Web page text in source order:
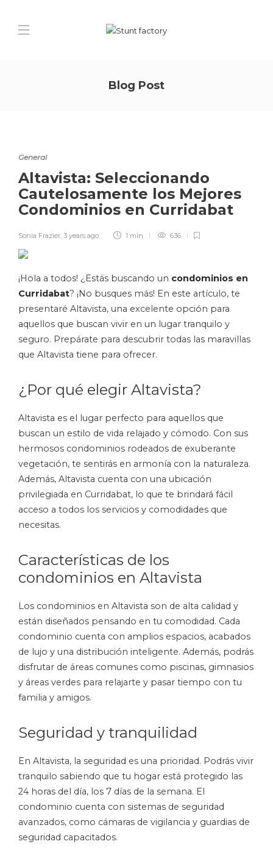
Blog Post
General
Altavista: Seleccionando
Cautelosamente los Mejores
Condominios en Curridabat
Sonia Frazier, 3 years ago 1 min 636
¡Hola a todos! ¿Estás buscando un condominios en
Curridabat? ¡No busques más! En este artículo, te
presentaré Altavista, una excelente opción para
aquellos que buscan vivir en un lugar tranquilo y
seguro. Prepárate para descubrir todas las maravillas
que Altavista tiene para ofrecer.
¿Por qué elegir Altavista?
Altavista es el lugar perfecto para aquellos que
buscan un estilo de vida relajado y cómodo. Con sus
hermosos condominios rodeados de exuberante
vegetación, te sentirás en armonía con la naturaleza.
Además, Altavista cuenta con una ubicación
privilegiada en Curridabat, lo que te brindará fácil
acceso a todos los servicios y comodidades que
necesitas.
Características de los
condominios en Altavista
Los condominios en Altavista son de alta calidad y
están diseñados pensando en tu comodidad. Cada
condominio cuenta con amplios espacios, acabados
de lujo y una distribución inteligente. Además, podrás
disfrutar de áreas comunes como piscinas, gimnasios
y áreas verdes para relajarte y pasar tiempo con tu
familia y amigos.
Seguridad y tranquilidad
En Altavista, la seguridad es una prioridad. Podrás vivir
tranquilo sabiendo que tu hogar está protegido las
24 horas del día, los 7 días de la semana. El
condominio cuenta con sistemas de seguridad
avanzados, como cámaras de vigilancia y guardias de
seguridad capacitados.